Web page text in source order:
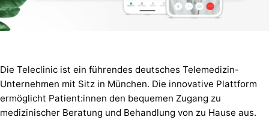
Die Teleclinic ist ein führendes deutsches Telemedizin-
Unternehmen mit Sitz in München. Die innovative Plattform
ermöglicht Patient:innen den bequemen Zugang zu
medizinischer Beratung und Behandlung von zu Hause aus.